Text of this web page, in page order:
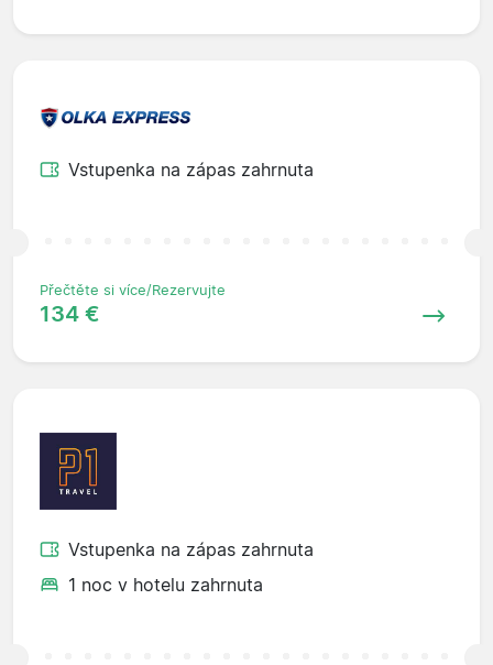
Vstupenka na zápas zahrnuta
Přečtěte si více/Rezervujte
134 €
Vstupenka na zápas zahrnuta
1 noc v hotelu zahrnuta